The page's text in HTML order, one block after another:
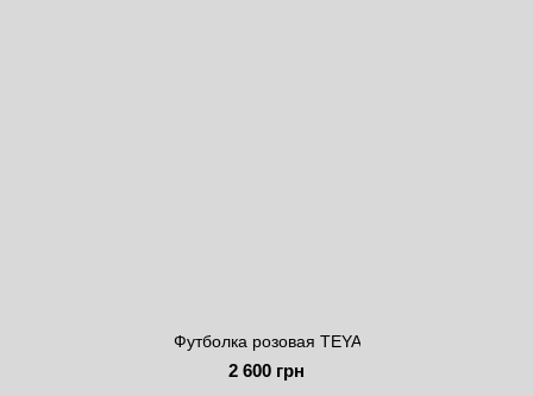
Футболка розовая TEYA
2 600 грн